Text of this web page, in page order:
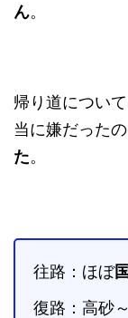
ん。
帰り道につい
当に嫌だったの
た。
往路：ほぼ
復路：高砂